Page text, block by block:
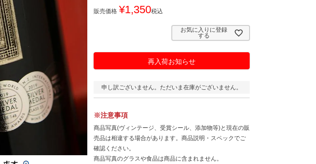
販売価格 ¥1,350税込
お気に入りに登録
する
再入荷お知らせ
申し訳ございません。ただいま在庫がございません。
※注意事項
商品写真(ヴィンテージ、受賞シール、添加物等)と現在の販
売品は相違する場合があります。商品説明・スペックでご
確認ください。
商品写真のグラスや食品は商品に含まれません。